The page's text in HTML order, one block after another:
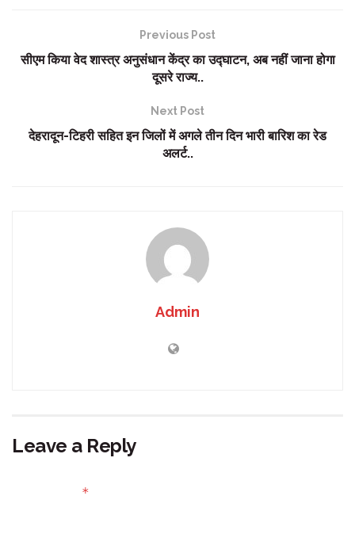
Previous Post
सीएम किया वेद शास्त्र अनुसंधान केंद्र का उद्घाटन, अब नहीं जाना होगा
दूसरे राज्य..
Next Post
देहरादून-टिहरी सहित इन जिलों में अगले तीन दिन भारी बारिश का रेड
अलर्ट..
Admin
Leave a Reply
*